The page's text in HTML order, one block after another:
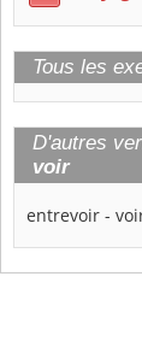
Tous les
D'autres
voir
entrevoir -